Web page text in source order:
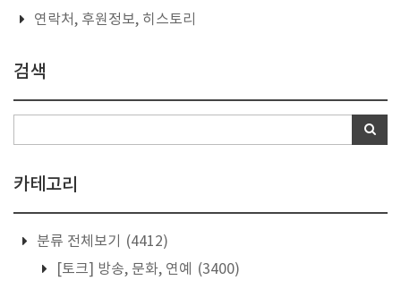
연락처, 후원정보, 히스토리
검색
카테고리
분류 전체보기
(4412)
[토크] 방송, 문화, 연예
(3400)